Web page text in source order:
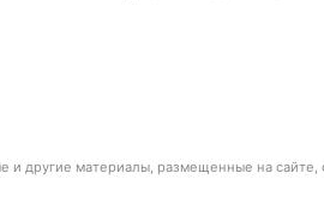
материалы, размещенные на сайте,